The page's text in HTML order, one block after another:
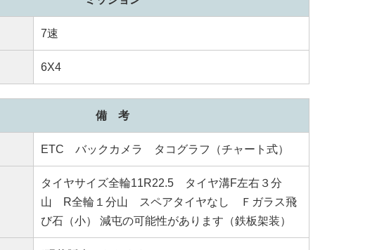
7速
6X4
備 考
ETC バックカメラ タコグラフ（チャート式）
タイヤサイズ全輪11R22.5 タイヤ溝F左右３分
山 R全輪１分山 スペアタイヤなし Ｆガラス飛
び石（小） 減屯の可能性があります（鉄板架装）